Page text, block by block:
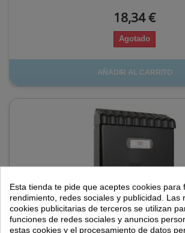
18,34 €
Agotado
AÑADIR AL CARRITO
Esta tienda te pide que aceptes cookies para
rendimiento, redes sociales y publicidad. Las
cookies publicitarias de terceros se utilizan
funciones de redes sociales y anuncios
estas cookies y el procesamiento de datos